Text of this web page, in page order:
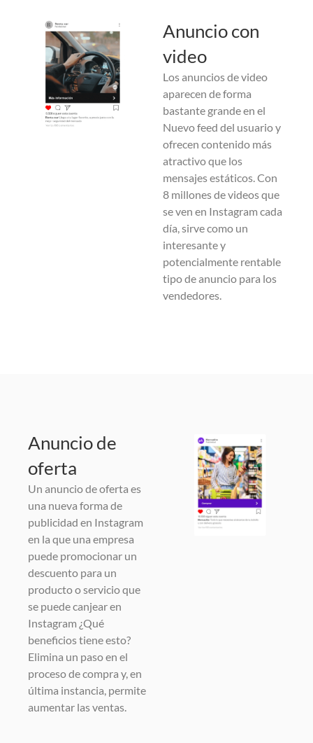
Anuncio con
video
Los anuncios de video
aparecen de forma
bastante grande en el
Nuevo feed del usuario y
ofrecen contenido más
atractivo que los
mensajes estáticos. Con
8 millones de videos que
se ven en Instagram cada
día, sirve como un
interesante y
potencialmente rentable
tipo de anuncio para los
vendedores.
Anuncio de
oferta
Un anuncio de oferta es
una nueva forma de
publicidad en Instagram
en la que una empresa
puede promocionar un
descuento para un
producto o servicio que
se puede canjear en
Instagram ¿Qué
beneficios tiene esto?
Elimina un paso en el
proceso de compra y, en
última instancia, permite
aumentar las ventas.